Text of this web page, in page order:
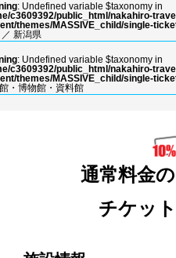
: Undefined variable $taxonomy in
c3609392/public_html/nakahiro-
themes/MASSIVE_child/single-
／ 新潟県
: Undefined variable $taxonomy in
c3609392/public_html/nakahiro-
themes/MASSIVE_child/single-
・博物館・資料館
通常料金の
チケッ